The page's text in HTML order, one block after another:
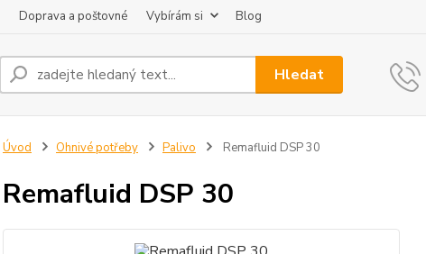
Doprava a poštovné Vybírám si Blog
Hledat
Úvod Ohnivé potřeby Palivo Remafluid DSP 30
Remafluid DSP 30